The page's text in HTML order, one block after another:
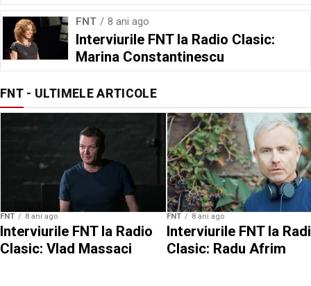
FNT 8 ani ago
Interviurile FNT la Radio Clasic:
Marina Constantinescu
FNT - ULTIMELE ARTICOLE
FNT 8 ani ago
Interviurile FNT la Radio
Clasic: Vlad Massaci
FNT 8 ani ago
Interviurile FNT la
Clasic: Radu Afrim